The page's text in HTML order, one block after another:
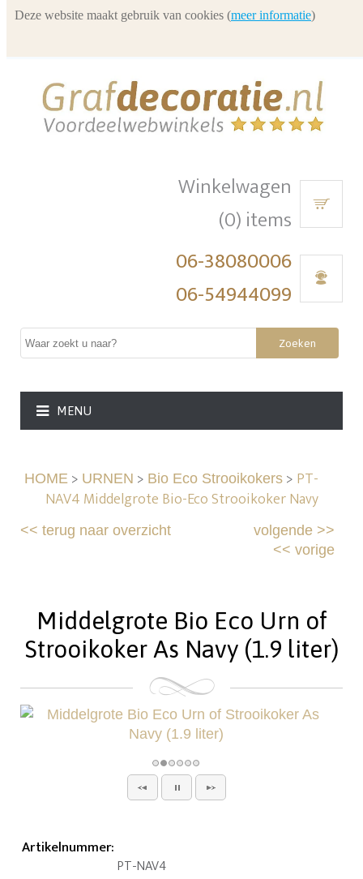
Winkelwagen
(0) items
06-38080006
06-54944099
Zoeken
MENU
HOME> URNEN > Bio Eco Strooikokers> PT-
NAV4 Middelgrote Bio-Eco Strooikoker Navy
<<terug naar overzicht volgende>>
<< vorige
Middelgrote Bio Eco Urn of
Strooikoker As Navy (1.9 liter)
Artikelnummer:
PT-NAV4
Deze website maakt gebruik van cookies (meer informatie)